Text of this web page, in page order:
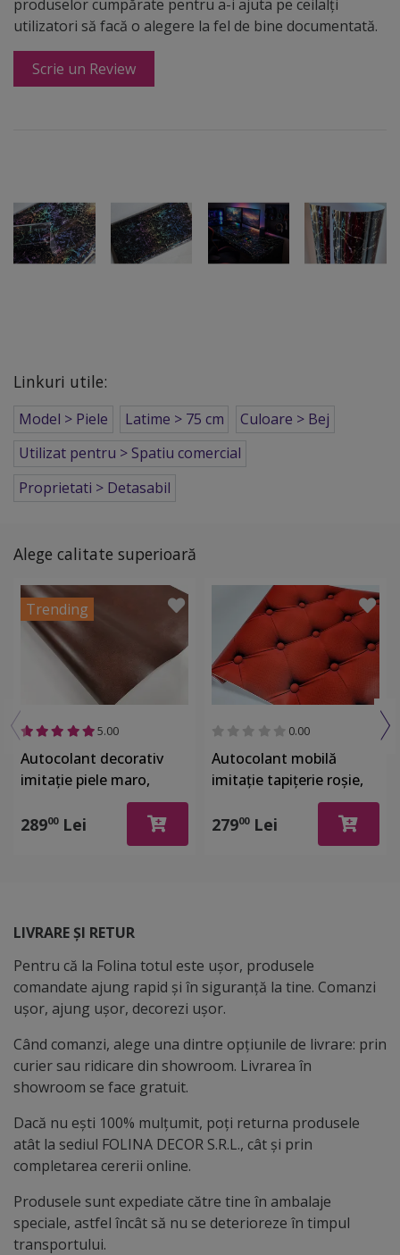
produselor cumpărate pentru a-i ajuta pe ceilalți
utilizatori să facă o alegere la fel de bine documentată.
Scrie un Review
Linkuri utile:
Model > Piele Latime > 75 cm
Culoare > Bej
Utilizat pentru > Spatiu comercial
Proprietati > Detasabil
Alege calitate superioară
Trending
5.00
Autocolant decorativ
imitaţie piele maro,
Folina, rolă de 125x200
cm, racleta inclusa
28900Lei
0.00
Autocolant mobilă
imitaţie tapiţerie roşie,
Dimex Chesterfield, rolă
de 60x270 cm
27900Lei
LIVRARE ȘI RETUR
Pentru că la Folina totul este ușor, produsele
comandate ajung rapid și în siguranță la tine. Comanzi
ușor, ajung ușor, decorezi ușor.
Când comanzi, alege una dintre opțiunile de livrare: prin
curier sau ridicare din showroom. Livrarea în
showroom se face gratuit.
Dacă nu ești 100% mulțumit, poți returna produsele
atât la sediul FOLINA DECOR S.R.L., cât și prin
completarea cererii online.
Produsele sunt expediate către tine în ambalaje
speciale, astfel încât să nu se deterioreze în timpul
transportului.